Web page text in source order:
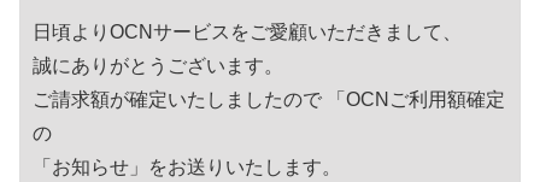
日頃よりOCNサービスをご愛顧いただきまして、
誠にありがとうございます。
ご請求額が確定いたしましたので 「OCNご利用額確定
の
「お知らせ」をお送りいたします。